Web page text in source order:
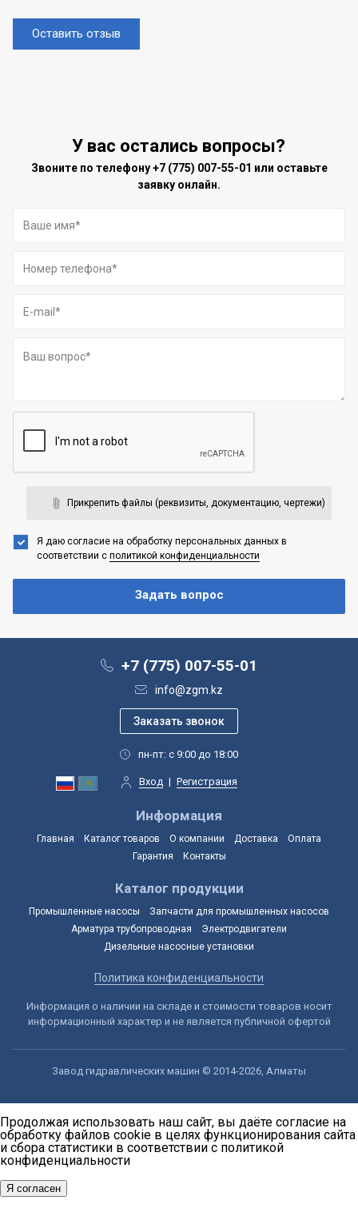
Оставить отзыв
У вас остались вопросы?
Звоните по телефону+7 (775) 007-55-01 или оставьте
заявку онлайн.
Прикрепить файлы (реквизиты, документацию, чертежи)
Я даю согласие на обработку персональных данных в
соответствии с политикой конфиденциальности
+7 (775) 007-55-01
info@zgm.kz
пн-пт: с 9:00 до 18:00
Вход | Регистрация
Информация
Главная Каталог товаров О компании Доставка
Оплата
Гарантия
Контакты
Каталог продукции
Промышленные насосы
Запчасти для промышленных насосов
Арматура трубопроводная
Электродвигатели
Дизельные насосные установки
Политика конфиденциальности
Информация о наличии на складе и стоимости товаров носит
информационный характер и не является публичной офертой
Завод гидравлических машин © 2014-2026, Алматы
Продолжая использовать наш сайт, вы даёте согласие на
обработку файлов cookie в целях функционирования сайта
и сбора статистики в соответствии с политикой
конфиденциальности
Я согласен